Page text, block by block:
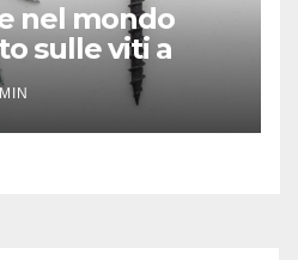
nel mondo
sulle viti a